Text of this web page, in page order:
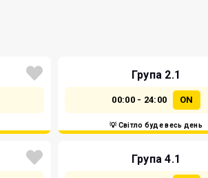
Група 2.1
00:00 - 24:00 ON
💡 Світло буде весь день
Група 4.1